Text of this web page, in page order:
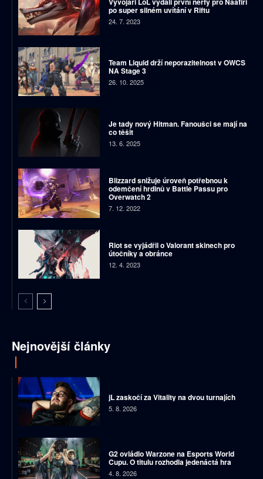
po super silném uvítání v Riftu
24. 7. 2023
Team Liquid drží neporazitelnost v OWCS
NA Stage 3
26. 10. 2025
Je tady nový Hitman. Fanoušci se mají na
co těšit
13. 6. 2025
Blizzard snižuje úroveň potřebnou k
odemčení hrdinů v Battle Passu pro
Overwatch 2
7. 12. 2022
Riot se vyjádřil o Valorant skinech pro
útočníky a obránce
12. 4. 2023
Nejnovější články
jL zaskočí za Vitality na dvou turnajích
5. 8. 2026
G2 ovládlo Warzone na Esports World
Cupu. O titulu rozhodla jedenáctá hra
4. 8. 2026